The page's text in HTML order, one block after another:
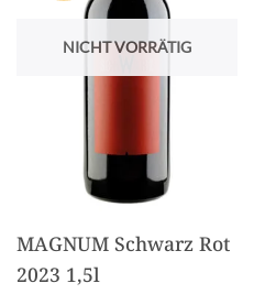
NICHT VORRÄTIG
MAGNUM Schwarz Rot
2023 1,5l